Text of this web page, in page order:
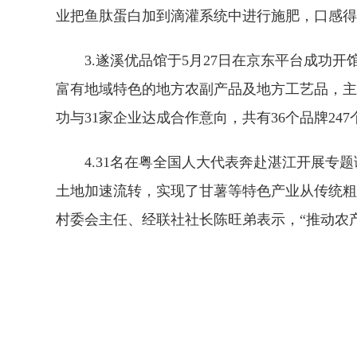
业把鱼肽蛋白加到滴灌系统中进行施肥，口感
3.遂溪优品馆于5月27日在京东平台成功开
富有地域特色的地方农副产品及地方工艺品，
功与31家企业达成合作意向，共有36个品牌
4.31名在粤全国人大代表奔赴湛江开展专题
土地加速流转，实现了甘薯等特色产业从传统
村委会主任、经联社社长陈旺弟表示，“推动农